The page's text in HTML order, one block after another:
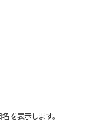
を表示します。